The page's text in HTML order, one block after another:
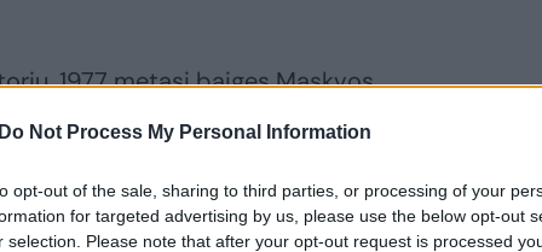
Do Not Process My Personal Information
opt-out of the sale, sharing to third parties, or processing of your
for targeted advertising by us, please use the below opt-out
selection. Please note that after your opt-out request is processed
1977 metasi baigęs Maskvos
karjerą nufilmavo apie 50 ilgo ir
filmų, sukūrė dešimtis